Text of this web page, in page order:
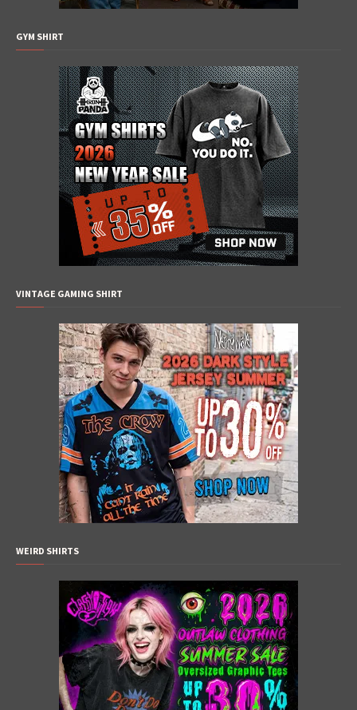
GYM SHIRT
VINTAGE GAMING SHIRT
WEIRD SHIRTS